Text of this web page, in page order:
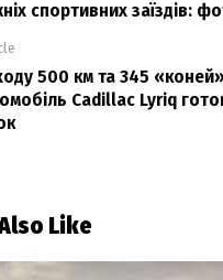
спортивних заїздів:
500 км та 345
Cadillac Lyriq
Like